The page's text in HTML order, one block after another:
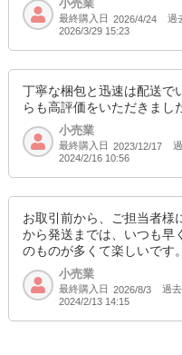
小売業
最終購入日 2026/4/24 過
2026/3/29 15:23
丁寧な梱包と迅速は配送で
らも高評価をいただきまし
小売業
最終購入日 2023/12/17
2024/2/16 10:56
お取引前から、ご担当者様
から発送までは、いつも早
のものが多くて楽しいです。
小売業
最終購入日 2026/8/3 過
2024/2/13 14:15